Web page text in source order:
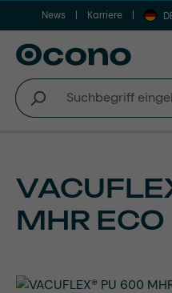
Zum Hauptinhalt springen
News Karriere
MHR ECO